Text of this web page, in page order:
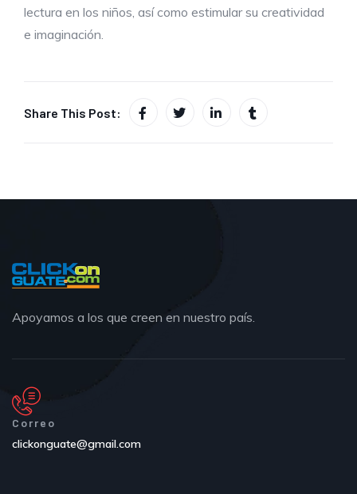
lectura en los niños, así como estimular su creatividad
e imaginación.
Share This Post:
Apoyamos a los que creen en nuestro país.
Correo
clickonguate@gmail.com